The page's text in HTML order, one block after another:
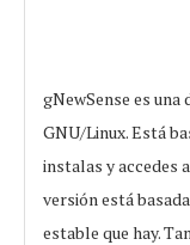
gNewSense es
GNU/Linux. Está
instalas y accedes
versión está
estable que hay.